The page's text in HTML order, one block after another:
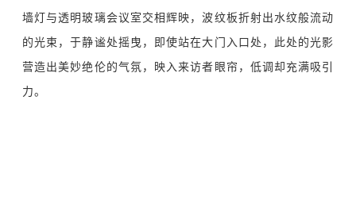
墙灯与透明玻璃会议室交相辉映，波纹板折射出水纹般流动
的光束，于静谧处摇曳，即使站在大门入口处，此处的光影
营造出美妙绝伦的气氛，映入来访者眼帘，低调却充满吸引
力。